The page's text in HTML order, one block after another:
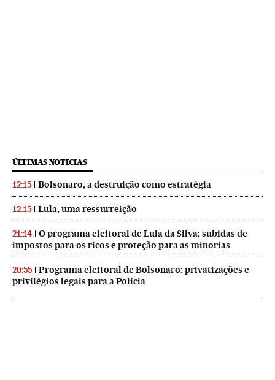
ÚLTIMAS NOTICIAS
12:15 Bolsonaro, a destruição como estratégia
12:15 Lula, uma ressurreição
21:14
O programa eleitoral de Lula da Silva: subidas de
impostos para os ricos e proteção para as minorias
20:55
Programa eleitoral de Bolsonaro: privatizações e
privilégios legais para a Polícia